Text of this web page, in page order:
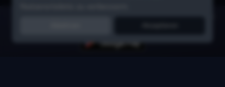
Filme in Sekunden merken, Tipps von